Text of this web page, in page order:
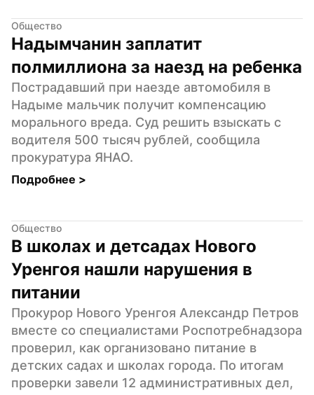
Общество
Надымчанин заплатит
полмиллиона за наезд на ребенка
Пострадавший при наезде автомобиля в
Надыме мальчик получит компенсацию
морального вреда. Суд решить взыскать с
водителя 500 тысяч рублей, сообщила
прокуратура ЯНАО.
Подробнее >
Общество
В школах и детсадах Нового
Уренгоя нашли нарушения в
питании
Прокурор Нового Уренгоя Александр Петров
вместе со специалистами Роспотребнадзора
проверил, как организовано питание в
детских садах и школах города. По итогам
проверки завели 12 административных дел,